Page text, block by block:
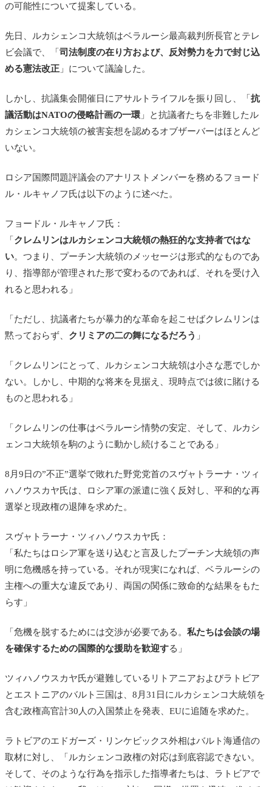
の可能性について提案している。
先日、ルカシェンコ大統領はベラルーシ最高裁判所長官とテレ
ビ会議で、「 司法制度の在り方および、反対勢力を力で封じ込
める憲法改正 」について議論した。
しかし、抗議集会開催日にアサルトライフルを振り回し、「 抗
議活動はNATOの侵略計画の一環 」と抗議者たちを非難したル
カシェンコ大統領の被害妄想を認めるオブザーバーはほとんど
いない。
ロシア国際問題評議会のアナリストメンバーを務めるフョード
ル・ルキャノフ氏は以下のように述べた。
フョードル・ルキャノフ氏：
「 クレムリンはルカシェンコ大統領の熱狂的な支持者ではな
い。つまり、プーチン大統領のメッセージは形式的なものであ
り、指導部が管理された形で変わるのであれば、それを受け入
れると思われる」
「ただし、抗議者たちが暴力的な革命を起こせばクレムリンは
黙っておらず、 クリミアの二の舞になるだろう 」
「クレムリンにとって、ルカシェンコ大統領は小さな悪でしか
ない。しかし、中期的な将来を見据え、現時点では彼に賭ける
ものと思われる」
「クレムリンの仕事はベラルーシ情勢の安定、そして、ルカシ
ェンコ大統領を駒のように動かし続けることである」
8月9日の”不正”選挙で敗れた野党党首のスヴャトラーナ・ツィ
ハノウスカヤ氏は、ロシア軍の派遣に強く反対し、平和的な再
選挙と現政権の退陣を求めた。
スヴャトラーナ・ツィハノウスカヤ氏：
「私たちはロシア軍を送り込むと言及したプーチン大統領の声
明に危機感を持っている。それが現実になれば、ベラルーシの
主権への重大な違反であり、両国の関係に致命的な結果をもた
らす」
「危機を脱するためには交渉が必要である。 私たちは会談の場
を確保するための国際的な援助を歓迎する」
ツィハノウスカヤ氏が避難しているリトアニアおよびラトビア
とエストニアのバルト三国は、8月31日にルカシェンコ大統領を
含む政権高官計30人の入国禁止を発表、EUに追随を求めた。
ラトビアのエドガーズ・リンケビックス外相はバルト海通信の
取材に対し、「ルカシェンコ政権の対応は到底容認できない。
そして、そのような行為を指示した指導者たちは、ラトビアで